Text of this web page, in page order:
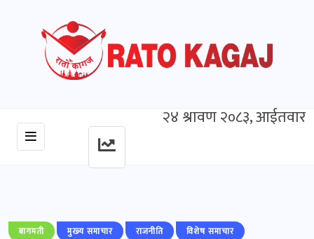
२४ श्रावण २०८३, आईतवार
बागमती मुख्‍य समाचार राजनीति विशेष समाचार